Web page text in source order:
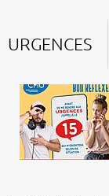
URGENCES